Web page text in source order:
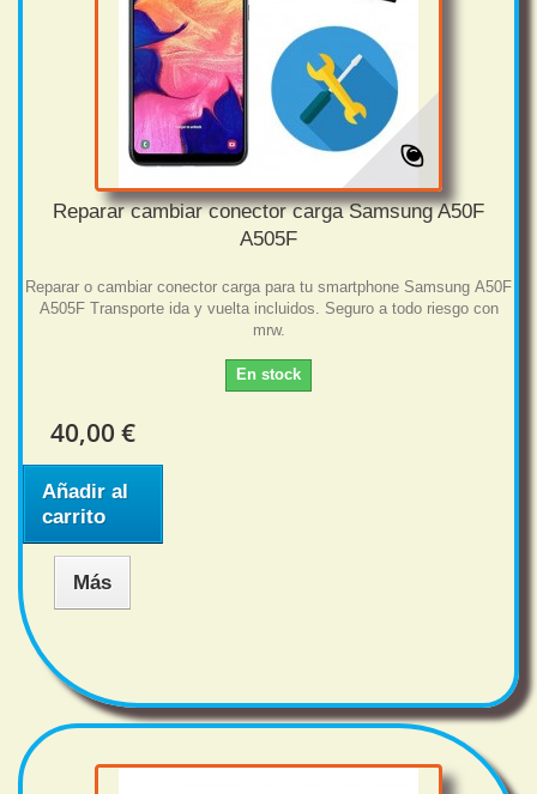
Reparar cambiar conector carga Samsung A50F
A505F
Reparar o cambiar conector carga para tu smartphone Samsung A50F
A505F Transporte ida y vuelta incluidos. Seguro a todo riesgo con
mrw.
En stock
40,00 €
Añadir al
carrito
Más